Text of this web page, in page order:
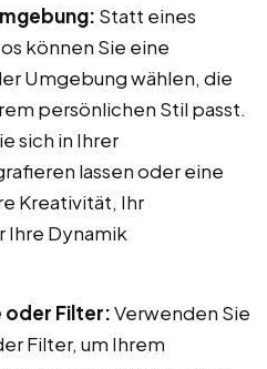
Statt eines
können Sie eine
Umgebung wählen, die
persönlichen Stil passt.
sich in Ihrer
lassen oder eine
Kreativität, Ihr
Ihre Dynamik
oder Filter:Verwenden Sie
Filter, um Ihrem